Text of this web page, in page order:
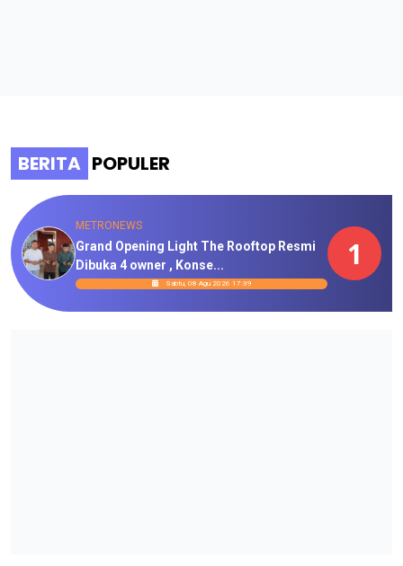
BERITA POPULER
METRONEWS
Grand Opening Light The Rooftop Resmi
Dibuka 4 owner , Konse...
Sabtu, 08 Agu 2026 17:39
1